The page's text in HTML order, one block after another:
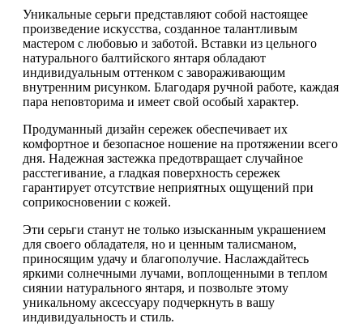
Уникальные серьги представляют собой настоящее
произведение искусства, созданное талантливым
мастером с любовью и заботой. Вставки из цельного
натурального балтийского янтаря обладают
индивидуальным оттенком с завораживающим
внутренним рисунком. Благодаря ручной работе, каждая
пара неповторима и имеет свой особый характер.
Продуманный дизайн сережек обеспечивает их
комфортное и безопасное ношение на протяжении всего
дня. Надежная застежка предотвращает случайное
расстегивание, а гладкая поверхность сережек
гарантирует отсутствие неприятных ощущений при
соприкосновении с кожей.
Эти серьги станут не только изысканным украшением
для своего обладателя, но и ценным талисманом,
приносящим удачу и благополучие. Наслаждайтесь
яркими солнечными лучами, воплощенными в теплом
сиянии натурального янтаря, и позвольте этому
уникальному аксессуару подчеркнуть в вашу
индивидуальность и стиль.